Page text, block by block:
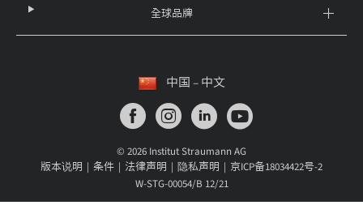
全球品牌
中国 – 中文
© 2026 Institut Straumann AG
版本说明
条件 法律声明 隐私声明
京ICP备18034422号-2
W-STG-00054/B 12/21